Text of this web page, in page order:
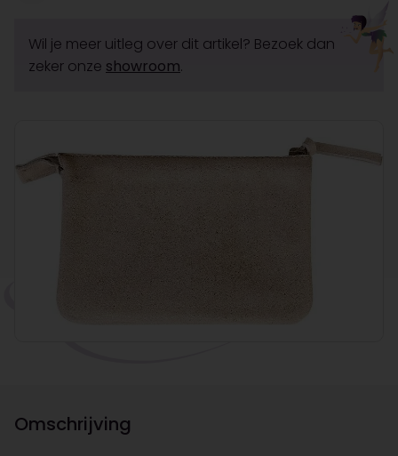
Wil je meer uitleg over dit artikel? Bezoek dan
zeker onze showroom.
Omschrijving